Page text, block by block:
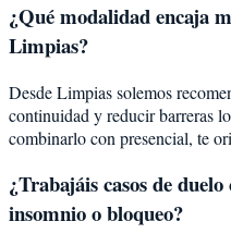
¿Qué modalidad encaja
Limpias?
Desde Limpias solemos
continuidad y reducir barreras
combinarlo con presencial, te
¿Trabajáis casos de
insomnio o bloqueo?